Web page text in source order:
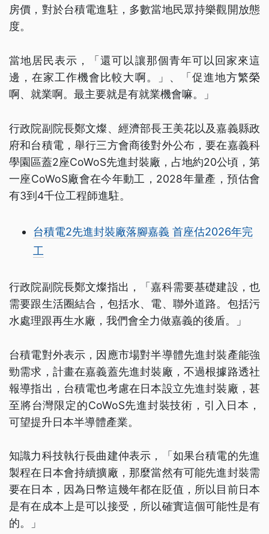
房價，對於台積電進駐，多數當地民眾持樂觀開放態
度。
當地居民表示，「還可以讓那個青年可以回家來這
邊，在家工作機會比較大啊。」、「促進地方繁榮
啊、就業啊。最主要就是有就業機會嘛。」
行政院副院長鄭文燦、經濟部長王美花以及嘉義縣政
府和台積電，舉行三方會商後對外公布，要在嘉義科
學園區蓋2座CoWoS先進封裝廠，占地約20公頃，第
一座CoWoS廠會在今年動工，2028年量產，預估會
有3到4千位工程師進駐。
台積電2先進封裝廠落腳嘉義 首座估2026年完
工
行政院副院長鄭文燦指出，「嘉科需要基礎建設，也
需要跟生活圈結合，包括水、電、聯外道路。包括污
水處理跟再生水廠，我們會全力做嘉義的後盾。」
台積電對外表示，因應市場對半導體先進封裝產能強
勁需求，計畫在嘉義蓋先進封裝廠，不過根據路透社
報導指出，台積電也考慮在日本設立先進封裝廠，甚
至將台灣限定的CoWoS先進封裝技術，引入日本，
可望提升日本半導體產業。
知識力科技執行長曲建仲表示，「如果台積電的先進
製程在日本會持續擴廠，那麼當然有可能先進封裝需
要在日本，因為日幣這幾年都在貶值，所以目前日本
是有在成本上是可以接受，所以確實這個可能性是有
的。」